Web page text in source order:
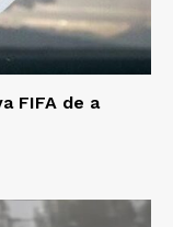
FIFA de a